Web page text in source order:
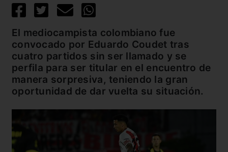
El mediocampista colombiano fue
convocado por Eduardo Coudet tras
cuatro partidos sin ser llamado y se
perfila para ser titular en el encuentro de
manera sorpresiva, teniendo la gran
oportunidad de dar vuelta su situación.